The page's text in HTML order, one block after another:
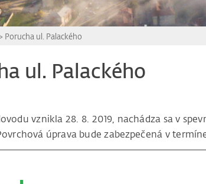
Porucha ul. Palackého
ul. Palackého
vznikla 28. 8. 2019, nachádza sa v
úprava bude zabezpečená v